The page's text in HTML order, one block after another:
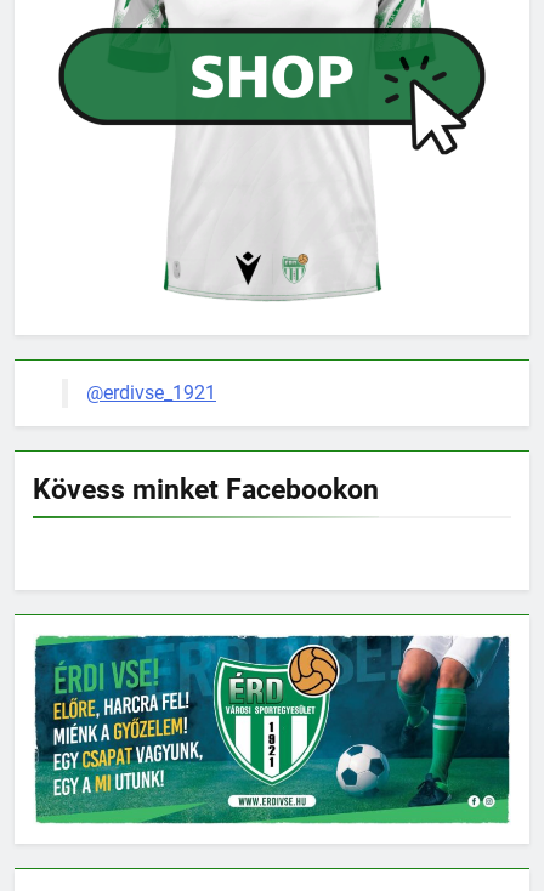
@erdivse_1921
Kövess minket Facebookon